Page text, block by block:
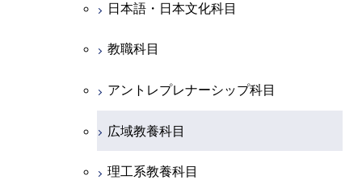
日本語・日本文化科目
教職科目
アントレプレナーシップ科目
広域教養科目
理工系教養科目